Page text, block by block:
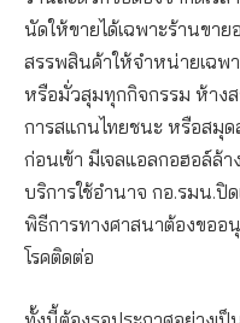
นัดให้ขายได้เฉพาะร้านขา
สรรพสินค้าให้จำหน่ายเฉพ
หรือมั่วสุมทุกกิจกรรม ห้าง
การสแกนไทยชนะ หรือสมุ
ก่อนเข้า มีเจลแอลกอฮอล์ล้
บริการใช้อำนาจ กอ.รมน.
พิธีการทางศาสนาต้องขออ
โรคติดต่อ